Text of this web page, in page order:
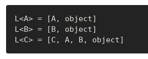
L<A> = [A, object]
L<B> = [B, object]